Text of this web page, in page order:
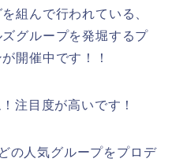
組んで行われている、
グループを発堀するプ
開催中です！！
注目度が高いです！
の人気グループをプロデ